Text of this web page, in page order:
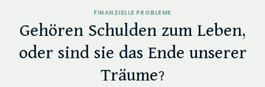
FINANZIELLE PROBLEME
Gehören Schulden zum Leben,
oder sind sie das Ende unserer
Träume?